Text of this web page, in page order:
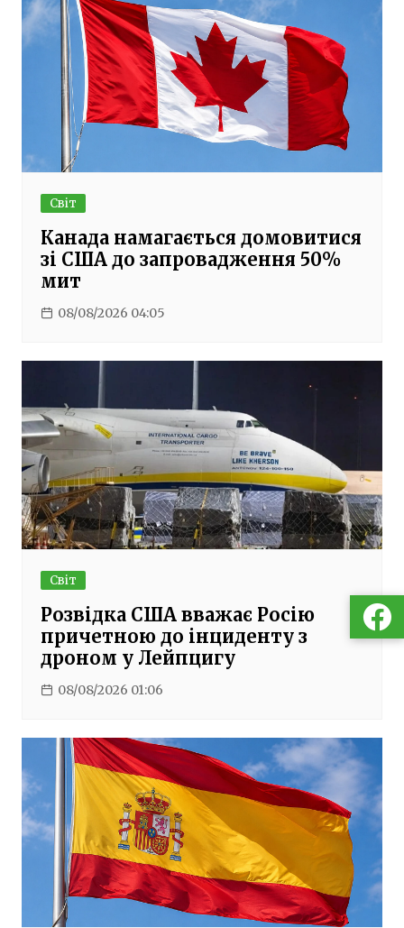
Світ
Канада намагається домовитися
зі США до запровадження 50%
мит
08/08/2026 04:05
Світ
Розвідка США вважає Росію
причетною до інциденту з
дроном у Лейпцигу
08/08/2026 01:06